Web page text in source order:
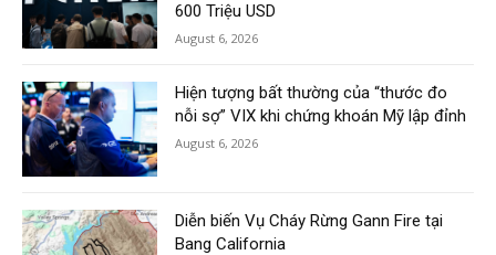
600 Triệu USD
August 6, 2026
Hiện tượng bất thường của “thước đo
nỗi sợ” VIX khi chứng khoán Mỹ lập đỉnh
August 6, 2026
Diễn biến Vụ Cháy Rừng Gann Fire tại
Bang California